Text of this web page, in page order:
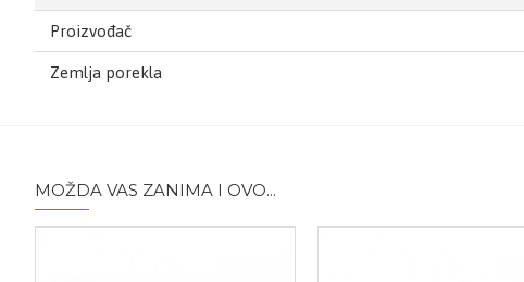
Proizvođač
Zemlja porekla
MOŽDA VAS ZANIMA I OVO...